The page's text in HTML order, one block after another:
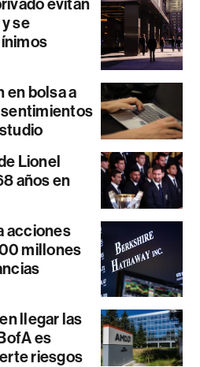
se
en bolsa a
Lionel
años en
acciones
millones
llegar las
es
riesgos